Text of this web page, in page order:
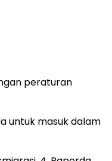
peraturan
untuk masuk dalam